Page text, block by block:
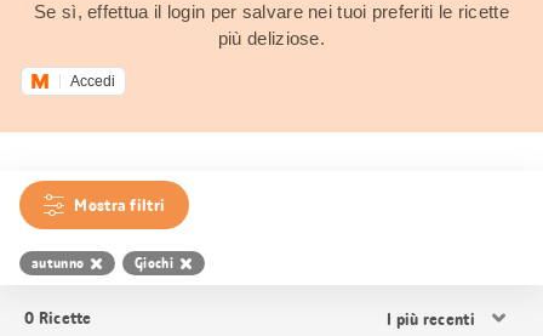
Se sì, effettua il login per salvare nei tuoi preferiti le ricette
più deliziose.
Accedi
Mostra filtri
autunno Giochi
0 Ricette
i